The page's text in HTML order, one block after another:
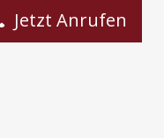
Jetzt Anrufen